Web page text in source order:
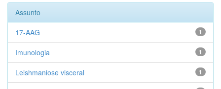
Assunto
1
17-AAG
1
Imunologia
1
Leishmaniose visceral